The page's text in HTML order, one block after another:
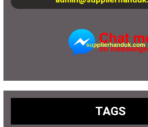
TAGS